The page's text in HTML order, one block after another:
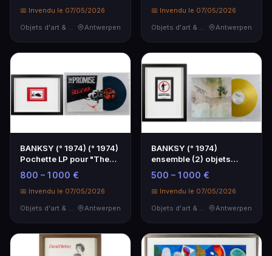
📅 Invendu le 07/05/2026
Antwerpen
📅 Invendu le 07/05/2026
Antwerpen
BANKSY (° 1974) (° 1974)
Pochette LP pour "The
Promise - Bel…
800 – 1 000 €
📅 Invendu le 07/05/2026
Objets d'art & Curiosités
Antwerpen
BANKSY (° 1974)
ensemble (2) objets
encadrés : - disque
viny…
500 – 1 000 €
📅 Invendu le 07/05/2026
Objets d'art & Curiosités
Antwerpen